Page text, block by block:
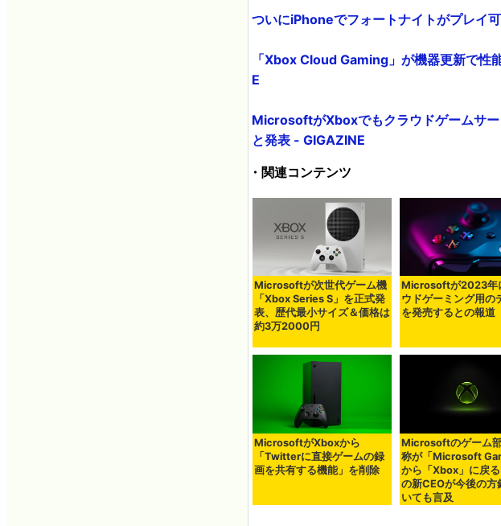
ついにiPhoneでフォートナイトがプレイ
「Xbox Cloud Gaming」が機器更新で性
E
MicrosoftがXboxでもクラウドゲームサ
と発表 - GIGAZINE
・関連コンテンツ
Microsoftが次世代ゲーム機
「Xbox Series S」を正式発
表、歴代最小サイズ＆価格は
約3万2000円
Microsoftが2023年
ウドゲーミング用の
を発売するとの報道
MicrosoftがXboxから
「Twitterに直接ゲームの録
画を共有する機能」を削除
Microsoftのゲーム
称が「Microsoft
から「Xbox」に戻
の新CEOが今後の方
いても言及